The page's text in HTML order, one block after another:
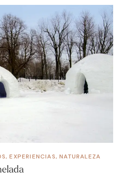
,EXPERIENCIAS,NATURALEZA